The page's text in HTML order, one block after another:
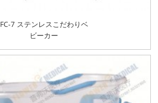
FC-7 ステンレスこだわりベ
ビーカー